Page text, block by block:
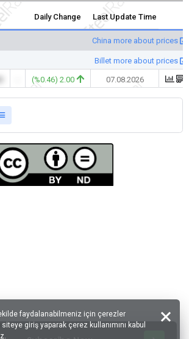
Daily Change Last Update Time
China more about prices
Billet more about prices
(%0.46) 2.00 07.08.2026
faydalanabilmeniz için çerezler
siteye giriş yaparak çerez kullanımını kabul